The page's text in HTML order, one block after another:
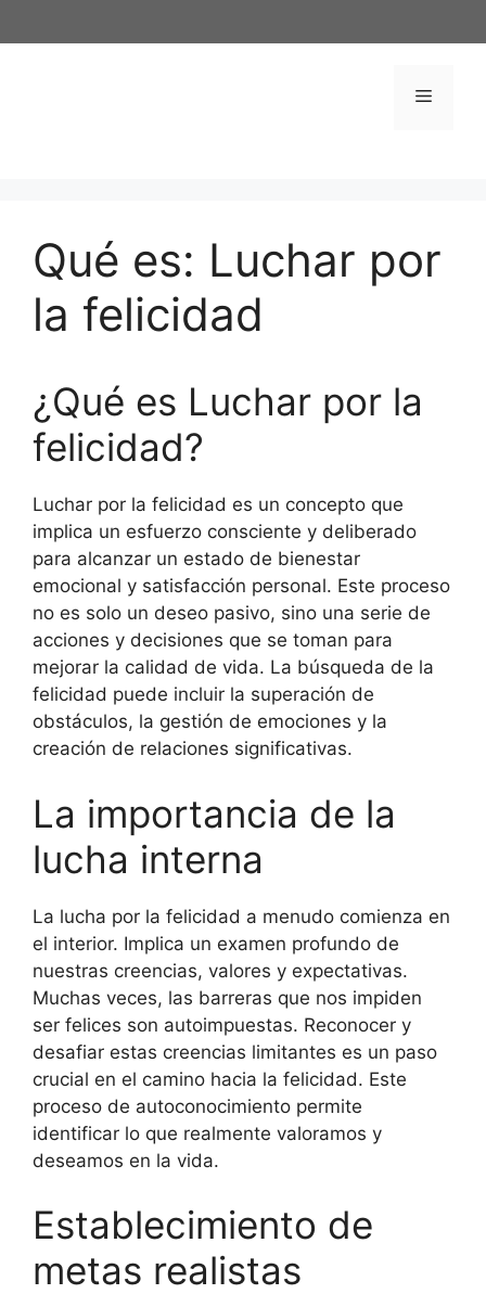
al
Menú
Qué es: Luchar por
la felicidad
¿Qué es Luchar por la
felicidad?
Luchar por la felicidad es un concepto que
implica un esfuerzo consciente y deliberado
para alcanzar un estado de bienestar
emocional y satisfacción personal. Este proceso
no es solo un deseo pasivo, sino una serie de
acciones y decisiones que se toman para
mejorar la calidad de vida. La búsqueda de la
felicidad puede incluir la superación de
obstáculos, la gestión de emociones y la
creación de relaciones significativas.
La importancia de la
lucha interna
La lucha por la felicidad a menudo comienza en
el interior. Implica un examen profundo de
nuestras creencias, valores y expectativas.
Muchas veces, las barreras que nos impiden
ser felices son autoimpuestas. Reconocer y
desafiar estas creencias limitantes es un paso
crucial en el camino hacia la felicidad. Este
proceso de autoconocimiento permite
identificar lo que realmente valoramos y
deseamos en la vida.
Establecimiento de
metas realistas